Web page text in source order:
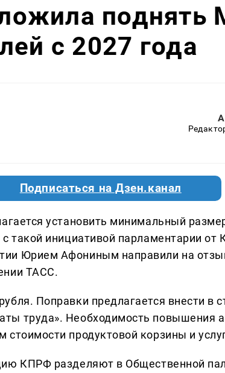
поднять
с 2027 года
Подписаться на Дзен.канал
установить минимальный
такой инициативой парламентарии от
Юрием Афониным направили на
ТАСС.
Поправки предлагается внести в
труда». Необходимость повышения
стоимости продуктовой корзины и
КПРФ разделяют в Общественной